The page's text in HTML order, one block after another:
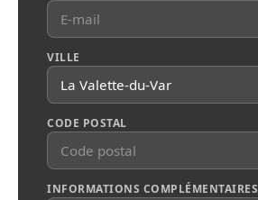
VILLE
CODE POSTAL
INFORMATIONS COMPLÉMENTAIRES